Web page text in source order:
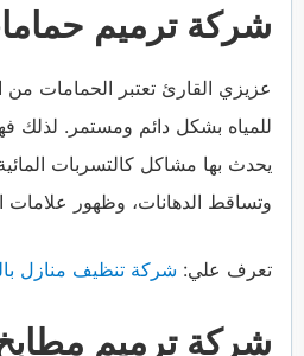
شركة ترميم
عزيزي القارئ تعتبر الحمامات من
للمياه بشكل دائم ومستمر. لذلك
يحدث بها مشاكل كالتسربات
وتساقط الدهانات، وظهور علامات
تعرف علي: شركة تنظيف منازل
شركة ترميم